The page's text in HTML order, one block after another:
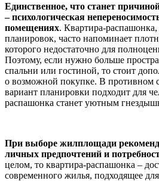
Единственное, что станет
– психологическая
помещениях. Квартира-
планировок, часто напоминает
которого недостаточно для
Поэтому, если нужно больше
спальни или гостиной, то стоит
о возможной покупке. В противном
вариант планировки подходит для
распашонка станет уютным
При выборе жилплощади
личных предпочтений и
целом, то квартира-распашонка –
современного жилья, подходящее